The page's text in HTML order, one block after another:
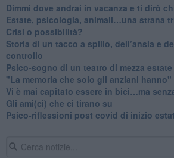
Dimmi dove andrai in vacanza e ti dirò
​Estate, psicologia, animali…una strana
​Crisi o possibilità?
​Storia di un tacco a spillo, dell’ansia e
controllo
​Psico-sogno di un teatro di mezza estate
"La memoria che solo gli anziani hanno"
​Vi è mai capitato essere in bici…ma
​Gli ami(ci) che ci tirano su
Psico-riflessioni post covid di inizio